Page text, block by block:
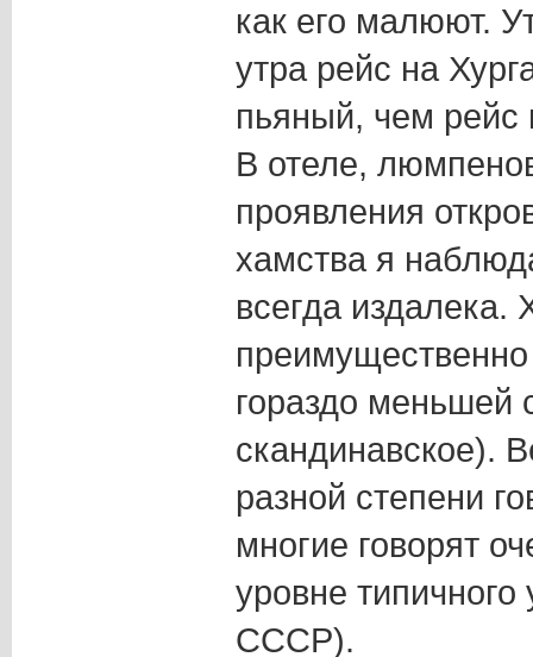
как его малюют.
утра рейс на
пьяный, чем рейс
В отеле,
проявления
хамства я
всегда издалека.
гораздо меньшей
скандинавское).
разной степени
многие говорят
уровне
СССР).